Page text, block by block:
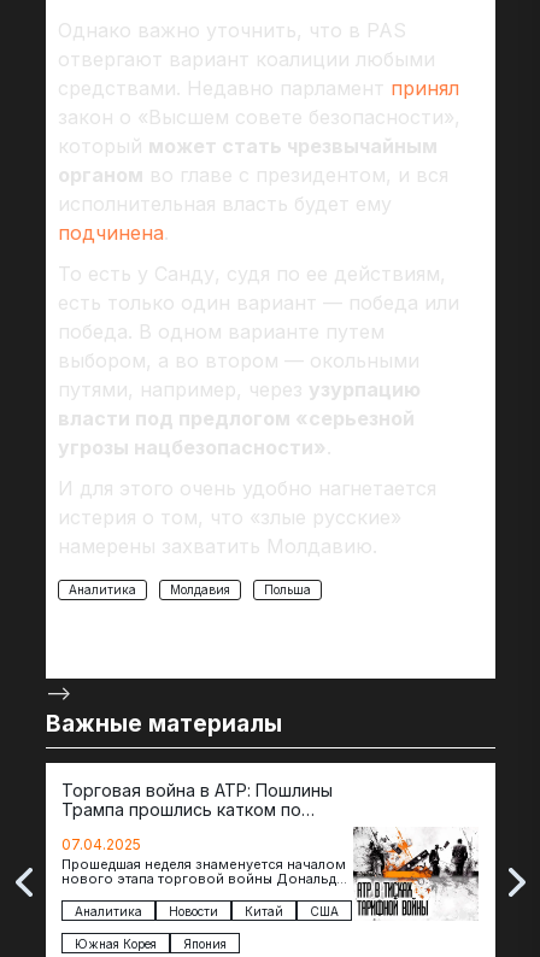
Однако важно уточнить, что в PAS
отвергают вариант коалиции любыми
средствами. Недавно парламент принял
закон о «Высшем совете безопасности»,
который может стать чрезвычайным
органом во главе с президентом, и вся
исполнительная власть будет ему
подчинена.
То есть у Санду, судя по ее действиям,
есть только один вариант — победа или
победа. В одном варианте путем
выбором, а во втором — окольными
путями, например, через узурпацию
власти под предлогом «серьезной
угрозы нацбезопасности» .
И для этого очень удобно нагнетается
истерия о том, что «злые русские»
намерены захватить Молдавию.
Аналитика Молдавия Польша
-->
Важные материалы
Торговая война в АТР: Пошлины
Трампа прошлись катком по
07.04.2025
Прошедшая неделя знаменуется началом
нового этапа торговой войны Дональда
импорта из более 100 стран…
Аналитика Новости Китай США
Южная Корея Япония
The